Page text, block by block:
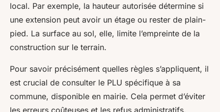
local. Par exemple, la hauteur autorisée détermine si
une extension peut avoir un étage ou rester de plain-
pied. La surface au sol, elle, limite l’empreinte de la
construction sur le terrain.
Pour savoir précisément quelles règles s’appliquent, il
est crucial de consulter le PLU spécifique à sa
commune, disponible en mairie. Cela permet d’éviter
les erreurs coûteuses et les refus administratifs.